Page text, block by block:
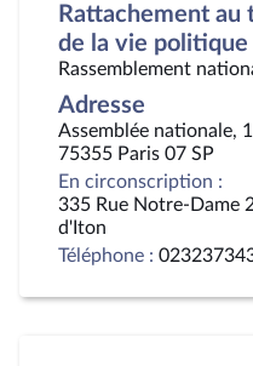
Rattachement
de la vie politique
Rassemblement
Adresse
Assemblée nationale,
75355 Paris 07 SP
En circonscription :
335 Rue Notre-Dame
d'Iton
Téléphone :